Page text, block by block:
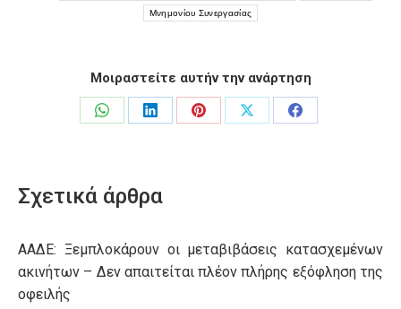
Μνημονίου Συνεργασίας
Μοιραστείτε αυτήν την ανάρτηση
Share
Share
Share
Share
Share
Σχετικά άρθρα
ΑΑΔΕ: Ξεμπλοκάρουν οι μεταβιβάσεις κατασχεμένων
ακινήτων – Δεν απαιτείται πλέον πλήρης εξόφληση της
οφειλής